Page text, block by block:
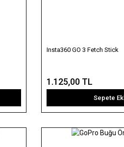
Insta360 GO 3 Fetch Stick
1.125,00 TL
Sepete